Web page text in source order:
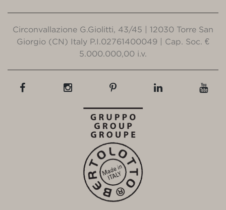
Circonvallazione G.Giolitti, 43/45 | 12030 Torre San
Giorgio (CN) Italy P.I.02761400049 | Cap. Soc. €
5.000.000,00 i.v.